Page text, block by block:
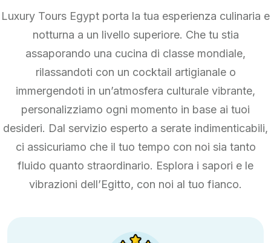
Luxury Tours Egypt porta la tua esperienza culinaria e
notturna a un livello superiore. Che tu stia
assaporando una cucina di classe mondiale,
rilassandoti con un cocktail artigianale o
immergendoti in un’atmosfera culturale vibrante,
personalizziamo ogni momento in base ai tuoi
desideri. Dal servizio esperto a serate indimenticabili,
ci assicuriamo che il tuo tempo con noi sia tanto
fluido quanto straordinario. Esplora i sapori e le
vibrazioni dell’Egitto, con noi al tuo fianco.